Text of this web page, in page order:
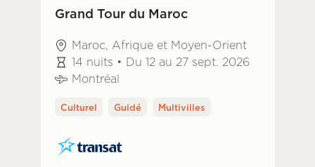
Grand Tour du Maroc
Maroc, Afrique et Moyen-Orient
14 nuits • Du 12 au 27 sept. 2026
Montréal
Culturel Guidé Multivilles